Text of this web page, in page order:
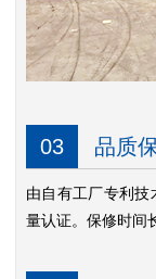
03 品质
由自有工厂专利
量认证。保修时间